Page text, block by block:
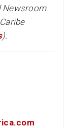
Newsroom
).